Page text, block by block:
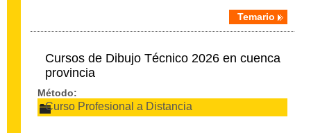
Temario
Cursos de Dibujo Técnico 2026 en cuenca
provincia
Método:
Curso Profesional a Distancia